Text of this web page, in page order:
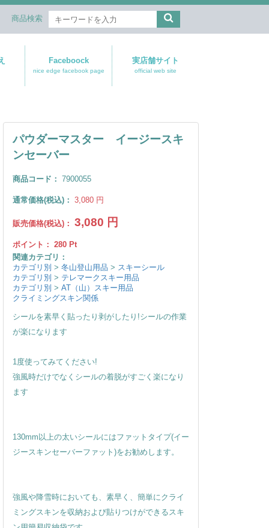
商品検索
Faceboock
nice edge facebook page
実店舗サイト
official web site
パウダーマスター イージースキ
ンセーバー
商品コード： 7900055
通常価格(税込)： 3,080 円
販売価格(税込)： 3,080 円
ポイント： 280 Pt
関連カテゴリ：
カテゴリ別 > 冬山登山用品 > スキーシール
カテゴリ別 > テレマークスキー用品
カテゴリ別 > AT（山）スキー用品
クライミングスキン関係
シールを素早く貼ったり剥がしたり!シールの作業
が楽になります
1度使ってみてください!
強風時だけでなくシールの着脱がすごく楽になり
ます
130mm以上の太いシールにはファットタイプ(イー
ジースキンセーバーファット)をお勧めします。
強風や降雪時においても、素早く、簡単にクライ
ミングスキンを収納および貼りつけができるスキ